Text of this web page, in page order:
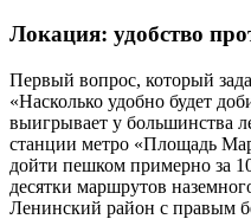
Локация: удобство
Первый вопрос, который
«Насколько удобно будет
выигрывает у большинства
станции метро «Площадь
дойти пешком примерно за
десятки маршрутов
Ленинский район с правым